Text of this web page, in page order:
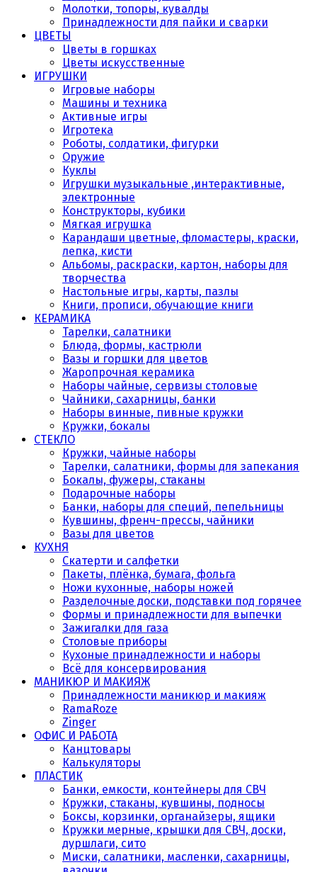
Молотки, топоры, кувалды
Принадлежности для пайки и сварки
ЦВЕТЫ
Цветы в горшках
Цветы искусственные
ИГРУШКИ
Игровые наборы
Машины и техника
Активные игры
Игротека
Роботы, солдатики, фигурки
Оружие
Куклы
Игрушки музыкальные ,интерактивные,
электронные
Конструкторы, кубики
Мягкая игрушка
Карандаши цветные, фломастеры, краски,
лепка, кисти
Альбомы, раскраски, картон, наборы для
творчества
Настольные игры, карты, пазлы
Книги, прописи, обучающие книги
КЕРАМИКА
Тарелки, салатники
Блюда, формы, кастрюли
Вазы и горшки для цветов
Жаропрочная керамика
Наборы чайные, сервизы столовые
Чайники, сахарницы, банки
Наборы винные, пивные кружки
Кружки, бокалы
СТЕКЛО
Кружки, чайные наборы
Тарелки, салатники, формы для запекания
Бокалы, фужеры, стаканы
Подарочные наборы
Банки, наборы для специй, пепельницы
Кувшины, френч-прессы, чайники
Вазы для цветов
КУХНЯ
Скатерти и салфетки
Пакеты, плёнка, бумага, фольга
Ножи кухонные, наборы ножей
Разделочные доски, подставки под горячее
Формы и принадлежности для выпечки
Зажигалки для газа
Столовые приборы
Кухоные принадлежности и наборы
Всё для консервирования
МАНИКЮР И МАКИЯЖ
Принадлежности маникюр и макияж
RamaRoze
Zinger
ОФИС И РАБОТА
Канцтовары
Калькуляторы
ПЛАСТИК
Банки, емкости, контейнеры для СВЧ
Кружки, стаканы, кувшины, подносы
Боксы, корзинки, органайзеры, ящики
Кружки мерные, крышки для СВЧ, доски,
дуршлаги, сито
Миски, салатники, масленки, сахарницы,